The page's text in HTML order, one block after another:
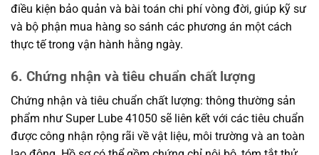
điều kiện bảo quản và bài toán chi phí vòng đời, giúp kỹ sư
và bộ phận mua hàng so sánh các phương án một cách
thực tế trong vận hành hằng ngày.
6. Chứng nhận và tiêu chuẩn chất lượng
Chứng nhận và tiêu chuẩn chất lượng: thông thường sản
phẩm như Super Lube 41050 sẽ liên kết với các tiêu chuẩn
được công nhận rộng rãi về vật liệu, môi trường và an toàn